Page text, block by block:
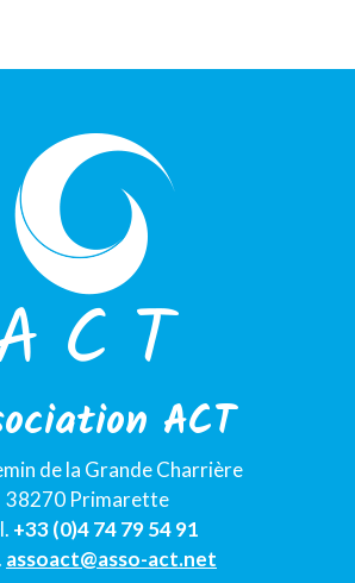
ACT
de la Grande Charrière
38270 Primarette
+33 (0)4 74 79 54 91
assoact@asso-act.net